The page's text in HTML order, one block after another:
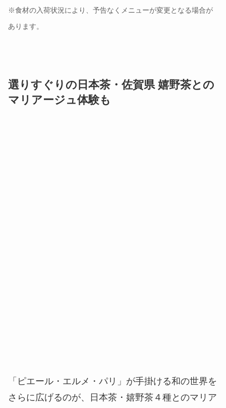
※食材の入荷状況により、予告なくメニューが変更となる場合が
あります。
選りすぐりの日本茶・佐賀県 嬉野茶との
マリアージュ体験も
「ピエール・エルメ・パリ」が手掛ける和の世界を
さらに広げるのが、日本茶・嬉野茶４種とのマリア